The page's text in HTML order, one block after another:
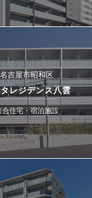
名古屋市昭和区
レジデンス八雲
合住宅・宿泊施設